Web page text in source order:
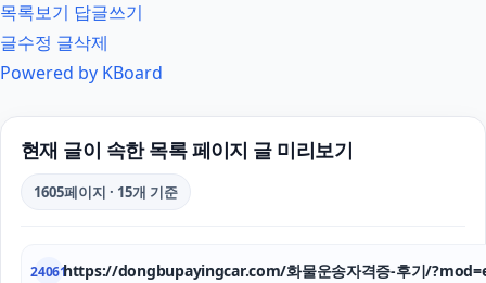
목록보기 답글쓰기
글수정 글삭제
Powered by KBoard
현재 글이 속한 목록 페이지 글 미리보기
1605페이지 · 15개 기준
24061https://dongbupayingcar.com/화물운송자격증-후기/